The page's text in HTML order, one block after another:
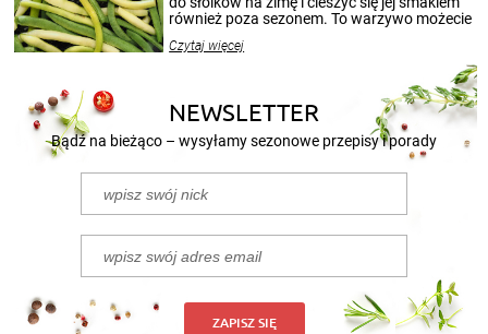
również poza sezonem. To warzywo możecie
nasze propozycje!
Czytaj więcej
NEWSLETTER
Bądź na bieżąco – wysyłamy sezonowe przepisy i porady
ZAPISZ SIĘ